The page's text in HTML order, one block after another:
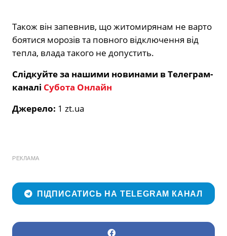
Також він запевнив, що житомирянам не варто
боятися морозів та повного відключення від
тепла, влада такого не допустить.
Слідкуйте за нашими новинами в Телеграм-
каналі Субота Онлайн
Джерело: 1 zt.ua
РЕКЛАМА
ПІДПИСАТИСЬ НА TELEGRAM КАНАЛ